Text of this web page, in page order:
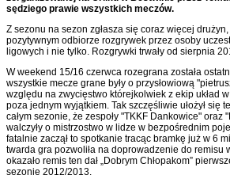
sędziego prawie wszystkich meczów.
Z sezonu na sezon zgłasza się coraz więcej
pozytywnym odbiorze rozgrywek przez osoby
ligowych i nie tylko. Rozgrywki trwały od sierpnia
W weekend 15/16 czerwca rozegrana została
wszystkie mecze grane były o przysłowiową
względu na zwycięstwo którejkolwiek z ekip układ
poza jednym wyjątkiem. Tak szczęśliwie ułożył się
całym sezonie, że zespoły "TKKF Dankowice" oraz
walczyły o mistrzostwo w lidze w bezpośrednim
fatalnie zaczął to spotkanie tracąc bramkę już w 6
twarda gra pozwoliła na doprowadzenie do remisu
okazało remis ten dał „Dobrym Chłopakom”
sezonie 2012/2013.